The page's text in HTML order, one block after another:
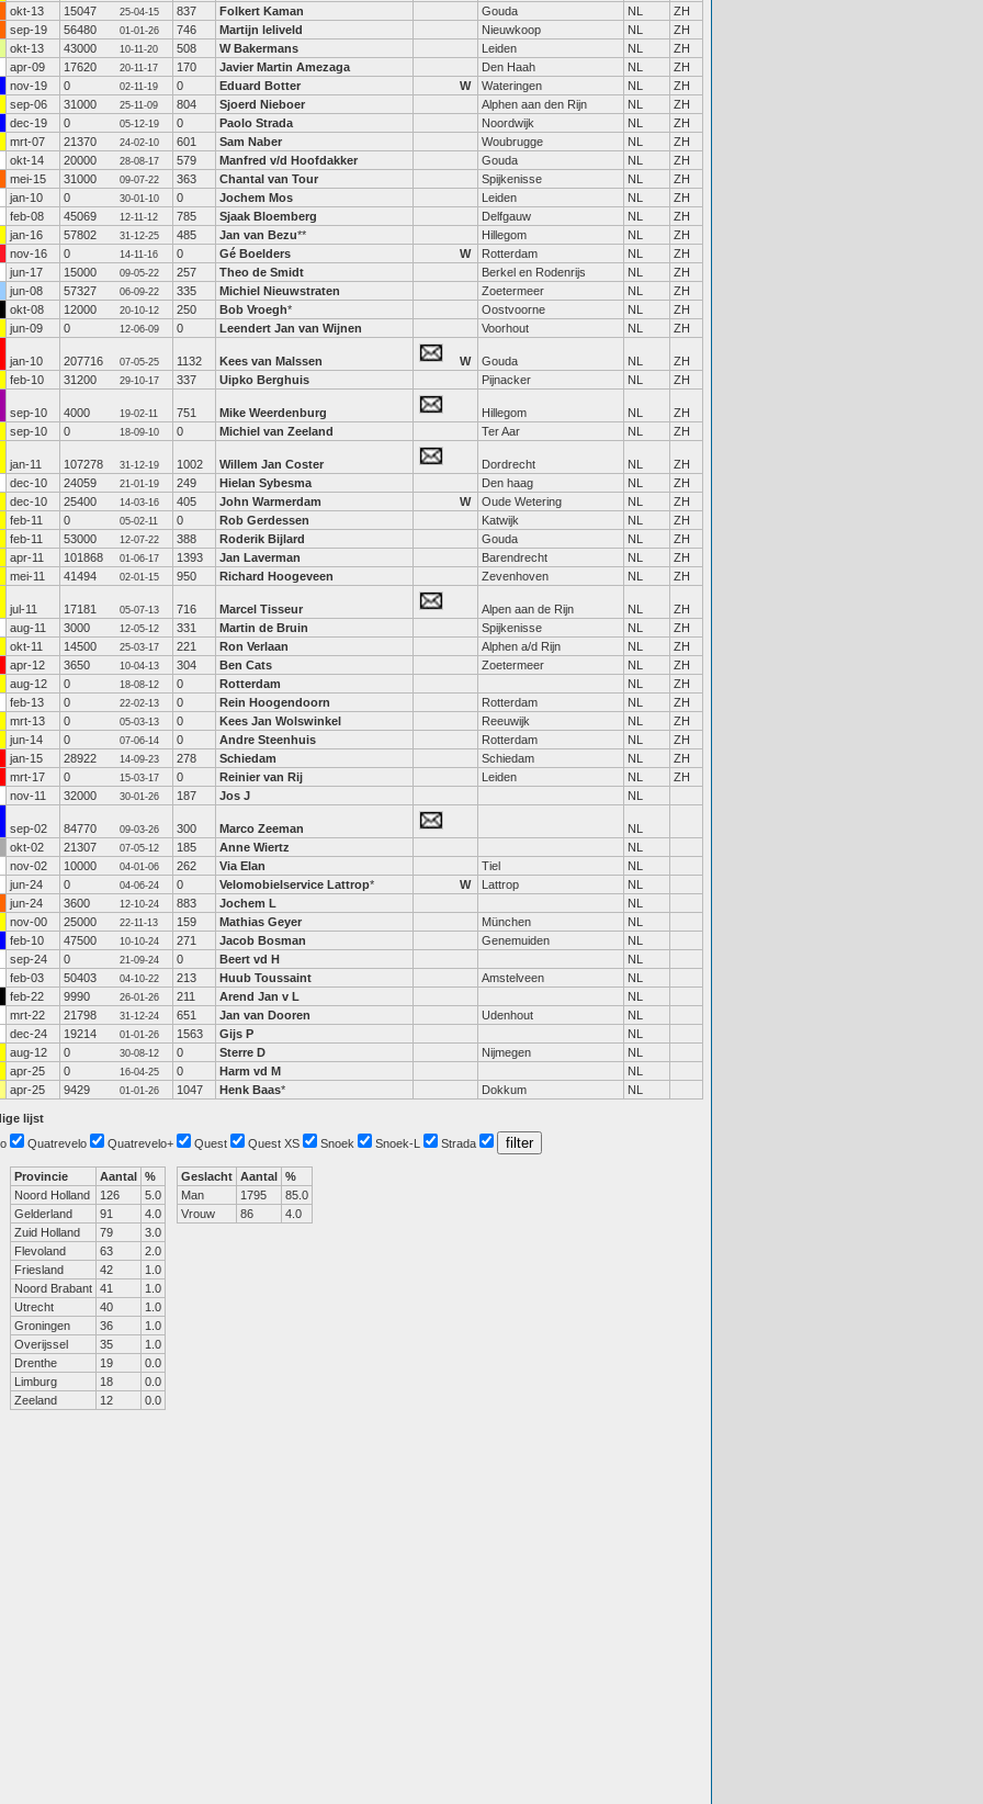
okt-13
15047 25-04-15 837 Folkert Kaman Gouda NL
ZH
sep-19
56480 01-01-26 746 Martijn leliveld Nieuwkoop NL
ZH
okt-13
43000 10-11-20 508 W Bakermans Leiden NL
ZH
apr-09
17620 20-11-17 170 Javier Martin Amezaga Den Haah NL
ZH
nov-19
0 02-11-19 0 Eduard Botter W Wateringen NL
ZH
sep-06
31000 25-11-09 804 Sjoerd Nieboer Alphen aan den Rijn NL
ZH
dec-19
0 05-12-19 0 Paolo Strada Noordwijk NL
ZH
mrt-07
21370 24-02-10 601 Sam Naber Woubrugge NL
ZH
okt-14
20000 28-08-17 579 Manfred v/d Hoofdakker Gouda NL
ZH
mei-15
31000 09-07-22 363 Chantal van Tour Spijkenisse NL
ZH
jan-10
0 30-01-10 0 Jochem Mos Leiden NL
ZH
feb-08
45069 12-11-12 785 Sjaak Bloemberg Delfgauw NL
ZH
jan-16
57802 31-12-25 485 Jan van Bezu** Hillegom NL
ZH
nov-16
0 14-11-16 0 Gé Boelders W Rotterdam NL
ZH
jun-17
15000 09-05-22 257 Theo de Smidt Berkel en Rodenrijs NL
ZH
jun-08
57327 06-09-22 335 Michiel Nieuwstraten Zoetermeer NL
ZH
okt-08
12000 20-10-12 250 Bob Vroegh* Oostvoorne NL
ZH
jun-09
0 12-06-09 0 Leendert Jan van Wijnen Voorhout NL ZH
jan-10 207716 07-05-25 1132 Kees van Malssen W Gouda NL
ZH
feb-10
31200 29-10-17 337 Uipko Berghuis Pijnacker NL ZH
sep-10 4000 19-02-11 751 Mike Weerdenburg Hillegom NL
ZH
sep-10
0 18-09-10 0 Michiel van Zeeland Ter Aar NL ZH
jan-11 107278 31-12-19 1002 Willem Jan Coster Dordrecht NL
ZH
dec-10
24059 21-01-19 249 Hielan Sybesma Den haag NL
ZH
dec-10
25400 14-03-16 405 John Warmerdam W Oude Wetering NL
ZH
feb-11
0 05-02-11 0 Rob Gerdessen Katwijk NL
ZH
feb-11
53000 12-07-22 388 Roderik Bijlard Gouda NL
ZH
apr-11
101868 01-06-17 1393 Jan Laverman Barendrecht NL
ZH
mei-11
41494 02-01-15 950 Richard Hoogeveen Zevenhoven NL ZH
jul-11 17181 05-07-13 716 Marcel Tisseur Alpen aan de Rijn NL
ZH
aug-11
3000 12-05-12 331 Martin de Bruin Spijkenisse NL
ZH
okt-11
14500 25-03-17 221 Ron Verlaan Alphen a/d Rijn NL
ZH
apr-12
3650 10-04-13 304 Ben Cats Zoetermeer NL
ZH
aug-12
0 18-08-12 0 Rotterdam NL
ZH
feb-13
0 22-02-13 0 Rein Hoogendoorn Rotterdam NL
ZH
mrt-13
0 05-03-13 0 Kees Jan Wolswinkel Reeuwijk NL
ZH
jun-14
0 07-06-14 0 Andre Steenhuis Rotterdam NL
ZH
jan-15
28922 14-09-23 278 Schiedam Schiedam NL
ZH
mrt-17
0 15-03-17 0 Reinier van Rij Leiden NL
ZH
nov-11
32000 30-01-26 187 Jos J NL
sep-02 84770 09-03-26 300 Marco Zeeman
NL
okt-02
21307 07-05-12 185 Anne Wiertz
NL
nov-02
10000 04-01-06 262 Via Elan Tiel
NL
jun-24
0 04-06-24 0 Velomobielservice Lattrop* W Lattrop
NL
jun-24
3600 12-10-24 883 Jochem L
NL
nov-00
25000 22-11-13 159 Mathias Geyer München
NL
feb-10
47500 10-10-24 271 Jacob Bosman Genemuiden
NL
sep-24
0 21-09-24 0 Beert vd H
NL
feb-03
50403 04-10-22 213 Huub Toussaint Amstelveen
NL
feb-22
9990 26-01-26 211 Arend Jan v L
NL
mrt-22
21798 31-12-24 651 Jan van Dooren Udenhout
NL
dec-24
19214 01-01-26 1563 Gijs P
NL
aug-12
0 30-08-12 0 Sterre D Nijmegen
NL
apr-25
0 16-04-25 0 Harm vd M
NL
apr-25
9429 01-01-26 1047 Henk Baas* Dokkum NL
lijst
Quatrevelo Quatrevelo+ Quest Quest XS Snoek Snoek-L Strada
Provincie Aantal %
Noord Holland
126
5.0
Gelderland
91
4.0
Zuid Holland
79
3.0
Flevoland
63
2.0
Friesland
42
1.0
Noord Brabant 41
1.0
Utrecht
40
1.0
Groningen
36
1.0
Overijssel
35
1.0
Drenthe
19
0.0
Limburg
18
0.0
Zeeland
12 0.0
Geslacht Aantal %
Man
1795
85.0
Vrouw
86 4.0